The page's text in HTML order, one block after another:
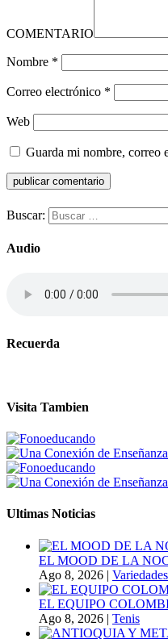
COMENTARIO
Nombre *
Correo electrónico *
Web
Guarda mi nombre, correo
Buscar:
Audio
Recuerda
Visita Tambien
Ultimas Noticias
EL MOOD DE LA
Ago 8, 2026 | Variedades
EL EQUIPO
Ago 8, 2026 | Tenis